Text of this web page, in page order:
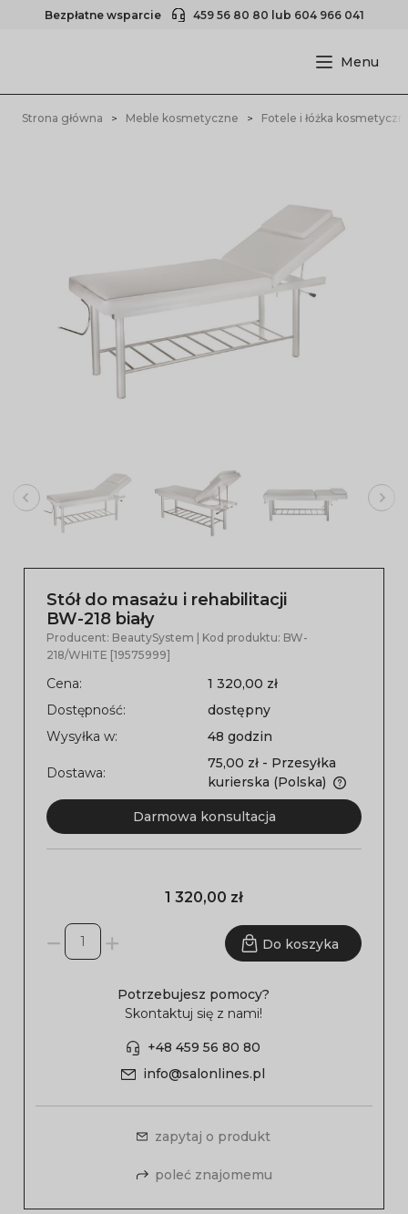
Bezpłatne wsparcie 459 56 80 80 lub 604 966 041
Strona główna Meble kosmetyczne Fotele i łóżka
Stół do masażu i rehabilitacji
BW-218 biały
Producent: BeautySystem | Kod produktu: BW-
218/WHITE [19575999]
Cena:
1 320,00 zł
Dostępność:
dostępny
Wysyłka w:
48 godzin
Dostawa:
75,00 zł - Przesyłka
kurierska (Polska)
Darmowa konsultacja
1 320,00 zł
Do koszyka
Potrzebujesz pomocy?
Skontaktuj się z nami!
+48 459 56 80 80
info@salonlines.pl
zapytaj o produkt
poleć znajomemu